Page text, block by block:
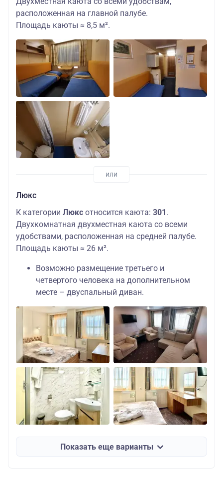
расположенная на главной палубе.
Площадь каюты ≈ 8,5 м².
Люкс
К категории Люкс относится каюта: 301.
Двухкомнатная двухместная каюта со всеми
удобствами, расположенная на средней палубе.
Площадь каюты ≈ 26 м².
Возможно размещение третьего и
четвертого человека на дополнительном
месте – двуспальный диван.
Показать еще варианты